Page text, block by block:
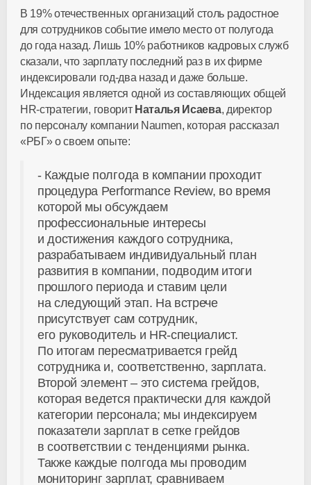
В 19% отечественных организаций столь радостное
для сотрудников событие имело место от полугода
до года назад. Лишь 10% работников кадровых служб
сказали, что зарплату последний раз в их фирме
индексировали год-два назад и даже больше.
Индексация является одной из составляющих общей
HR-стратегии, говорит Наталья Исаева, директор
по персоналу компании Naumen, которая рассказал
«РБГ» о своем опыте:
- Каждые полгода в компании проходит
процедура Performance Review, во время
которой мы обсуждаем
профессиональные интересы
и достижения каждого сотрудника,
разрабатываем индивидуальный план
развития в компании, подводим итоги
прошлого периода и ставим цели
на следующий этап. На встрече
присутствует сам сотрудник,
его руководитель и HR-специалист.
По итогам пересматривается грейд
сотрудника и, соответственно, зарплата.
Второй элемент – это система грейдов,
которая ведется практически для каждой
категории персонала; мы индексируем
показатели зарплат в сетке грейдов
в соответствии с тенденциями рынка.
Также каждые полгода мы проводим
мониторинг зарплат, сравниваем